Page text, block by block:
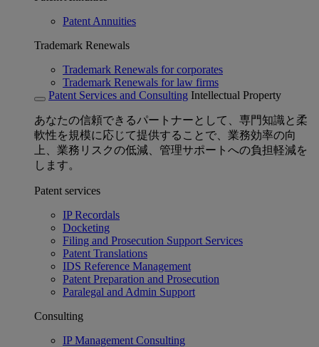
Patent Annuities
Trademark Renewals
Trademark Renewals for corporates
Trademark Renewals for law firms
Patent Services and Consulting Intellectual Property
あなたの信頼できるパートナーとして、専門知識と柔
軟性を規模に応じて提供することで、業務効率の向
上、業務リスクの低減、管理サポートへの負担軽減を
します。
Patent services
IP Recordals
Docketing
Filing and Prosecution Support Services
Patent Translations
IDS Reference Management
Patent Preparation and Prosecution
Paralegal and Admin Support
Consulting
IP Management Consulting